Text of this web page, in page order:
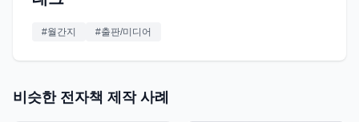
#월간지 #출판/미디어
비슷한 전자책 제작 사례